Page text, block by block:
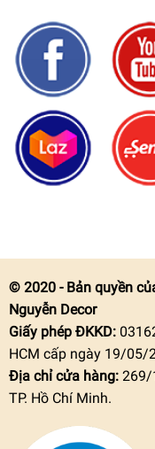
© 2020 - Bản quyền
Nguyễn Decor
Giấy phép ĐKKD:
HCM cấp ngày 19/05/
Địa chỉ cửa hàng: 269/
TP. Hồ Chí Minh.